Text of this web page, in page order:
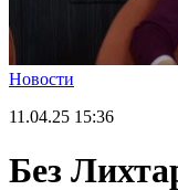
Новости
11.04.25 15:36
Без